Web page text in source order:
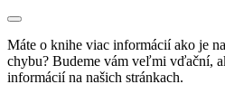
Máte o knihe viac informácií ako je
chybu? Budeme vám veľmi vďační,
informácií na našich stránkach.